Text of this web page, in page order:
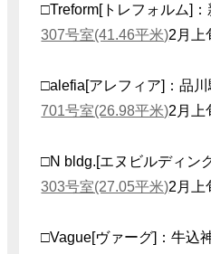
□Treform[トレフォルム]
307号室(41.46平米)2月上
□alefia[アレフィア]：品川
701号室(26.98平米)2月上
□N bldg.[エヌビルディン
303号室(27.05平米)2月上
□Vague[ヴァーグ]：牛込